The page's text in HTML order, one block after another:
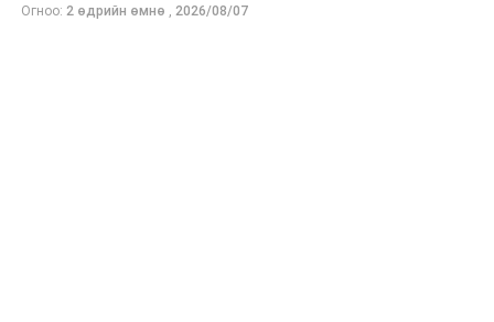
Авто замын зарим төлбөр хураах цэгт хяналтын
Огноо: 2 өдрийн өмнө , 2026/08/07